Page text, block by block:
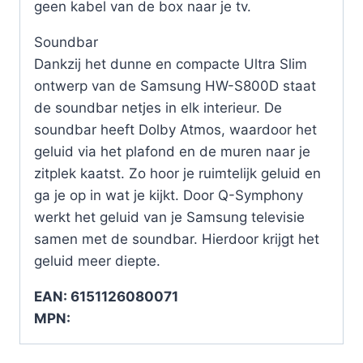
geen kabel van de box naar je tv.
Soundbar
Dankzij het dunne en compacte Ultra Slim
ontwerp van de Samsung HW-S800D staat
de soundbar netjes in elk interieur. De
soundbar heeft Dolby Atmos, waardoor het
geluid via het plafond en de muren naar je
zitplek kaatst. Zo hoor je ruimtelijk geluid en
ga je op in wat je kijkt. Door Q-Symphony
werkt het geluid van je Samsung televisie
samen met de soundbar. Hierdoor krijgt het
geluid meer diepte.
EAN: 6151126080071
MPN: